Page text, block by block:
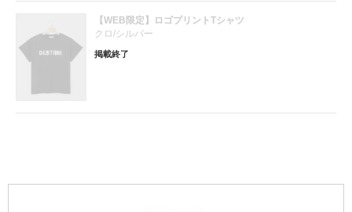
【WEB限定】ロゴプリントTシャツ
クロ/シルバー
掲載終了